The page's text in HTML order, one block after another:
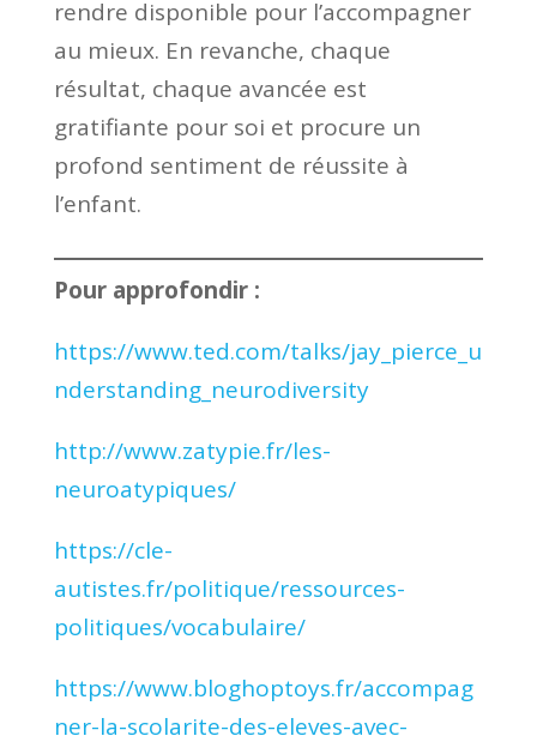
rendre disponible pour l’accompagner
au mieux. En revanche, chaque
résultat, chaque avancée est
gratifiante pour soi et procure un
profond sentiment de réussite à
l’enfant.
Pour approfondir :
https://www.ted.com/talks/jay_pierce_u
nderstanding_neurodiversity
http://www.zatypie.fr/les-
neuroatypiques/
https://cle-
autistes.fr/politique/ressources-
politiques/vocabulaire/
https://www.bloghoptoys.fr/accompag
ner-la-scolarite-des-eleves-avec-